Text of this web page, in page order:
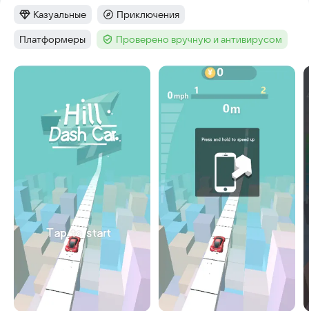
Категория:
Казуальные Категория:
Приключения
Тег:
Платформеры Тег :Проверено вручную и антивирусом
Скриншоты